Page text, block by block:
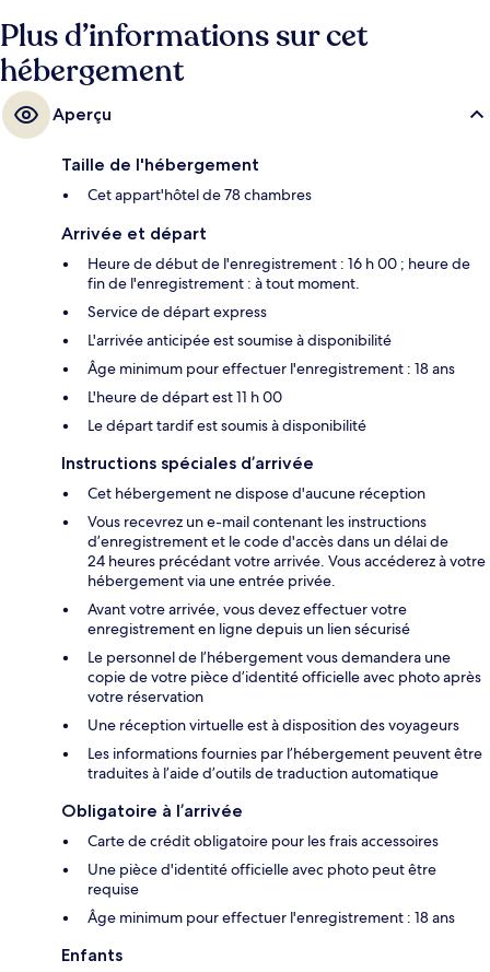
Plus d’informations sur cet
hébergement
Aperçu
Taille de l'hébergement
Cet appart'hôtel de 78 chambres
Arrivée et départ
Heure de début de l'enregistrement : 16 h 00 ; heure de
fin de l'enregistrement : à tout moment.
Service de départ express
L'arrivée anticipée est soumise à disponibilité
Âge minimum pour effectuer l'enregistrement : 18 ans
L'heure de départ est 11 h 00
Le départ tardif est soumis à disponibilité
Instructions spéciales d’arrivée
Cet hébergement ne dispose d'aucune réception
Vous recevrez un e-mail contenant les instructions
d’enregistrement et le code d'accès dans un délai de
24 heures précédant votre arrivée. Vous accéderez à votre
hébergement via une entrée privée.
Avant votre arrivée, vous devez effectuer votre
enregistrement en ligne depuis un lien sécurisé
Le personnel de l’hébergement vous demandera une
copie de votre pièce d’identité officielle avec photo après
votre réservation
Une réception virtuelle est à disposition des voyageurs
Les informations fournies par l’hébergement peuvent être
traduites à l’aide d’outils de traduction automatique
Obligatoire à l’arrivée
Carte de crédit obligatoire pour les frais accessoires
Une pièce d'identité officielle avec photo peut être
requise
Âge minimum pour effectuer l'enregistrement : 18 ans
Enfants